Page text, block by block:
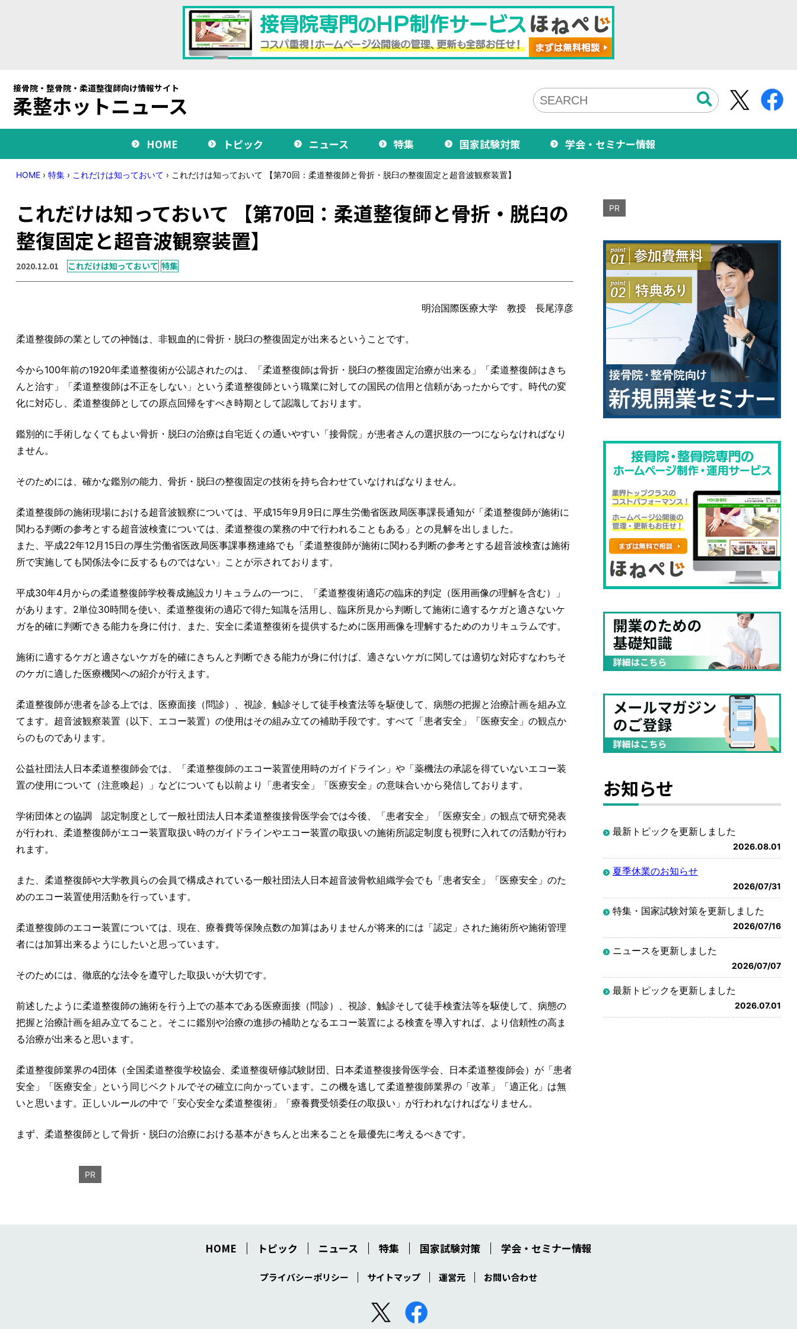
接骨院・整骨院・柔道整復師向け情報サイト
柔整ホットニュース
HOME トピック ニュース 特集 国家試験対策 学会・セミナー情報
HOME › 特集 › これだけは知っておいて › これだけは知っておいて 【第70回：柔道整復師と骨折・脱臼の整復固定と超音波観察装置】
これだけは知っておいて 【第70回：柔道整復師と骨折・脱臼の
整復固定と超音波観察装置】
2020.12.01 これだけは知っておいて 特集
明治国際医療大学 教授 長尾淳彦
柔道整復師の業としての神髄は、非観血的に骨折・脱臼の整復固定が出来るということです。
今から100年前の1920年柔道整復術が公認されたのは、「柔道整復師は骨折・脱臼の整復固定治療が出来る」「柔道整復師はきち
んと治す」「柔道整復師は不正をしない」という柔道整復師という職業に対しての国民の信用と信頼があったからです。時代の変
化に対応し、柔道整復師としての原点回帰をすべき時期として認識しております。
鑑別的に手術しなくてもよい骨折・脱臼の治療は自宅近くの通いやすい「接骨院」が患者さんの選択肢の一つにならなければなり
ません。
そのためには、確かな鑑別の能力、骨折・脱臼の整復固定の技術を持ち合わせていなければなりません。
柔道整復師の施術現場における超音波観察については、平成15年9月9日に厚生労働省医政局医事課長通知が「柔道整復師が施術に
関わる判断の参考とする超音波検査については、柔道整復の業務の中で行われることもある」との見解を出しました。
また、平成22年12月15日の厚生労働省医政局医事課事務連絡でも「柔道整復師が施術に関わる判断の参考とする超音波検査は施術
所で実施しても関係法令に反するものではない」ことが示されております。
平成30年4月からの柔道整復師学校養成施設カリキュラムの一つに、「柔道整復術適応の臨床的判定（医用画像の理解を含む）」
があります。2単位30時間を使い、柔道整復術の適応で得た知識を活用し、臨床所見から判断して施術に適するケガと適さないケ
ガを的確に判断できる能力を身に付け、また、安全に柔道整復術を提供するために医用画像を理解するためのカリキュラムです。
施術に適するケガと適さないケガを的確にきちんと判断できる能力が身に付けば、適さないケガに関しては適切な対応すなわちそ
のケガに適した医療機関への紹介が行えます。
柔道整復師が患者を診る上では、医療面接（問診）、視診、触診そして徒手検査法等を駆使して、病態の把握と治療計画を組み立
てます。超音波観察装置（以下、エコー装置）の使用はその組み立ての補助手段です。すべて「患者安全」「医療安全」の観点か
らのものであります。
公益社団法人日本柔道整復師会では、「柔道整復師のエコー装置使用時のガイドライン」や「薬機法の承認を得ていないエコー装
置の使用について（注意喚起）」などについても以前より「患者安全」「医療安全」の意味合いから発信しております。
学術団体との協調 認定制度として一般社団法人日本柔道整復接骨医学会では今後、「患者安全」「医療安全」の観点で研究発表
が行われ、柔道整復師がエコー装置取扱い時のガイドラインやエコー装置の取扱いの施術所認定制度も視野に入れての活動が行わ
れます。
また、柔道整復師や大学教員らの会員で構成されている一般社団法人日本超音波骨軟組織学会でも「患者安全」「医療安全」のた
めのエコー装置使用活動を行っています。
柔道整復師のエコー装置については、現在、療養費等保険点数の加算はありませんが将来的には「認定」された施術所や施術管理
者には加算出来るようにしたいと思っています。
そのためには、徹底的な法令を遵守した取扱いが大切です。
前述したように柔道整復師の施術を行う上での基本である医療面接（問診）、視診、触診そして徒手検査法等を駆使して、病態の
把握と治療計画を組み立てること。そこに鑑別や治療の進捗の補助となるエコー装置による検査を導入すれば、より信頼性の高ま
る治療が出来ると思います。
柔道整復師業界の4団体（全国柔道整復学校協会、柔道整復研修試験財団、日本柔道整復接骨医学会、日本柔道整復師会）が「患者
安全」「医療安全」という同じベクトルでその確立に向かっています。この機を逃して柔道整復師業界の「改革」「適正化」は無
いと思います。正しいルールの中で「安心安全な柔道整復術」「療養費受領委任の取扱い」が行われなければなりません。
まず、柔道整復師として骨折・脱臼の治療における基本がきちんと出来ることを最優先に考えるべきです。
PR
PR
お知らせ
最新トピックを更新しました
2026.08.01
夏季休業のお知らせ
2026/07/31
特集・国家試験対策を更新しました
2026/07/16
ニュースを更新しました
2026/07/07
最新トピックを更新しました
2026.07.01
HOME トピック ニュース 特集 国家試験対策 学会・セミナー情報
プライバシーポリシー サイトマップ 運営元 お問い合わせ